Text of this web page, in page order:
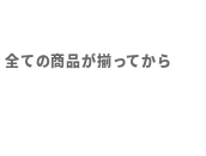
ての商品が揃ってから